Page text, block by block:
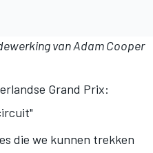
van Adam Cooper
Grand Prix:
die we kunnen trekken